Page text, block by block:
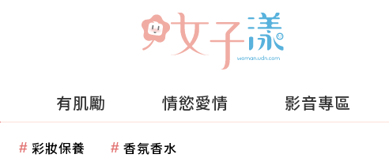
有肌勵 情慾愛情 影音專區
彩妝保養 香氛香水